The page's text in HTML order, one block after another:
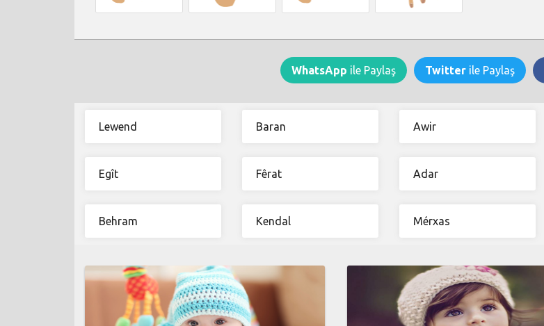
WhatsApp ile Paylaş Twitterile Paylaş
Lewend Baran Awir
Egît Fêrat Adar
Behram Kendal Mérxas